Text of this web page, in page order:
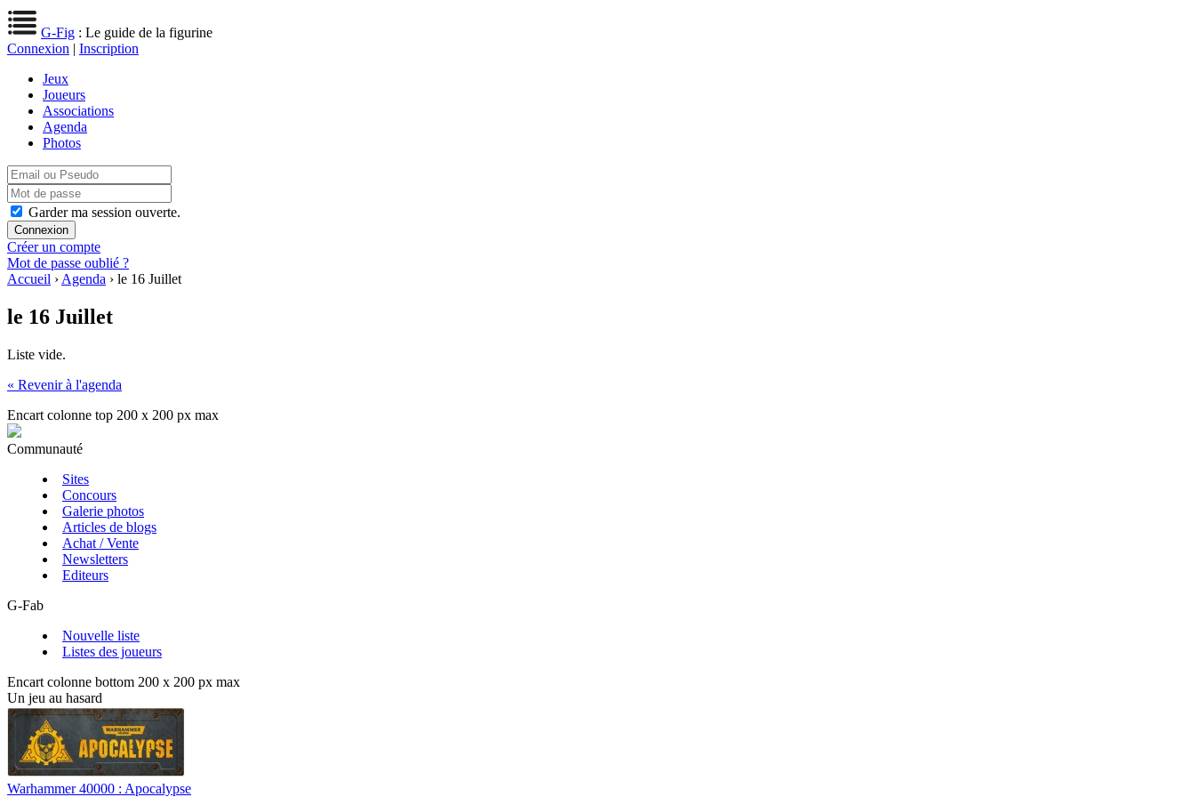
G-Fig : Le guide de la figurine
Connexion | Inscription
Jeux
Joueurs
Associations
Agenda
Photos
Garder ma session ouverte.
Créer un compte
Mot de passe oublié ?
Accueil › Agenda › le 16 Juillet
le 16 Juillet
Liste vide.
« Revenir à l'agenda
Encart colonne top 200 x 200 px max
Communauté
Sites
Concours
Galerie photos
Articles de blogs
Achat / Vente
Newsletters
Editeurs
G-Fab
Nouvelle liste
Listes des joueurs
Encart colonne bottom 200 x 200 px max
Un jeu au hasard
Warhammer 40000 : Apocalypse